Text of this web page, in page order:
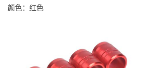
颜色：红色